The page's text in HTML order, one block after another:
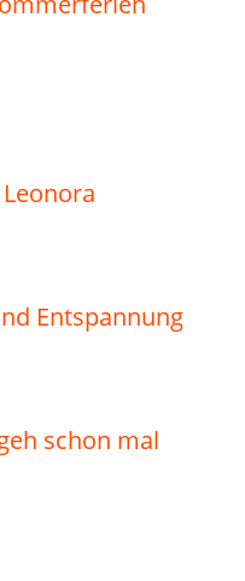
Leonora
Entspannung
schon mal